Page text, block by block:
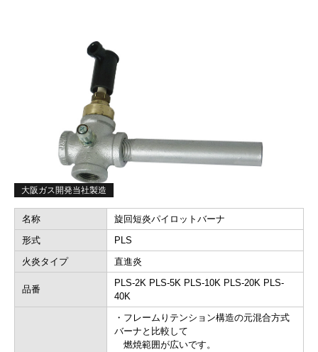
大阪ガス開発当社製造
名称
旋回短炎パイロットバーナ
形式
PLS
火炎タイプ
直進炎
品番
PLS-2K PLS-5K PLS-10K PLS-20K PLS-
40K
・フレームりテンション構造の元混合方式
バーナと比較して
燃焼範囲が広いです。